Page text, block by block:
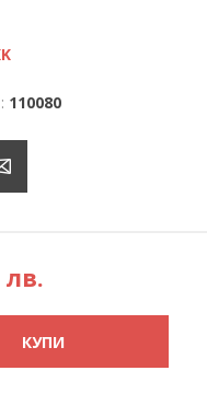
110080
лв.